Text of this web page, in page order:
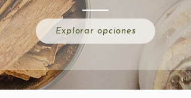
Explorar opciones